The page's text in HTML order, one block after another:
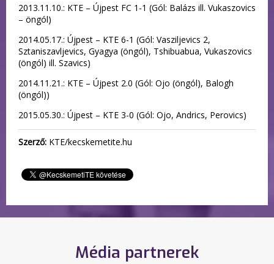
2013.11.10.: KTE – Újpest FC 1-1 (Gól: Balázs ill. Vukaszovics
– öngól)
2014.05.17.: Újpest – KTE 6-1 (Gól: Vasziljevics 2,
Sztaniszavljevics, Gyagya (öngól), Tshibuabua, Vukaszovics
(öngól) ill. Szavics)
2014.11.21.: KTE – Újpest 2.0 (Gól: Ojo (öngól), Balogh
(öngól))
2015.05.30.: Újpest – KTE 3-0 (Gól: Ojo, Andrics, Perovics)
Szerző: KTE/kecskemetite.hu
Média partnerek